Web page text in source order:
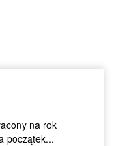
na rok
początek...